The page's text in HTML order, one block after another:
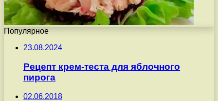
Популярное
23.08.2024
Рецепт крем-теста для яблочного
пирога
02.06.2018